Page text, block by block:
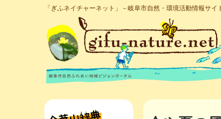
「ぎふネイチャーネット」－岐阜市自然・環境活動情報サイ